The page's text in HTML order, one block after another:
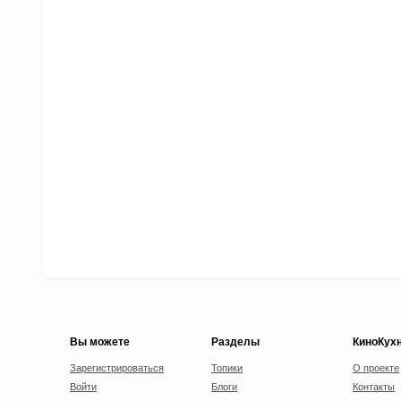
Вы можете
Зарегистрироваться
Войти
Разделы
Топики
Блоги
О проекте
Контакты